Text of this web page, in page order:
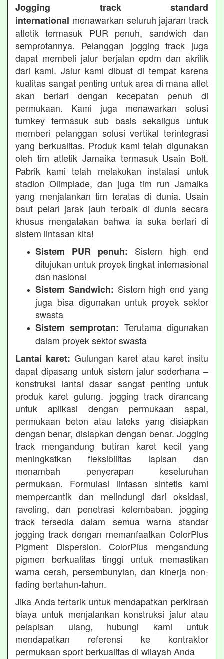
Jogging track standard
international menawarkan seluruh jajaran track
atletik termasuk PUR penuh, sandwich dan
semprotannya. Pelanggan jogging track juga
dapat membeli jalur berjalan epdm dan akrilik
dari kami. Jalur kami dibuat di tempat karena
kualitas sangat penting untuk area di mana atlet
akan berlari dengan kecepatan penuh di
permukaan. Kami juga menawarkan solusi
turnkey termasuk sub basis sekaligus untuk
memberi pelanggan solusi vertikal terintegrasi
yang berkualitas. Produk kami telah digunakan
oleh tim atletik Jamaika termasuk Usain Bolt.
Pabrik kami telah melakukan instalasi untuk
stadion Olimpiade, dan juga tim run Jamaika
yang menjalankan tim teratas di dunia. Usain
baut pelari jarak jauh terbaik di dunia secara
khusus mengatakan bahwa ia suka berlari di
sistem lintasan kita!
Sistem PUR penuh: Sistem high end
ditujukan untuk proyek tingkat internasional
dan nasional
Sistem Sandwich: Sistem high end yang
juga bisa digunakan untuk proyek sektor
swasta
Sistem semprotan: Terutama digunakan
dalam proyek sektor swasta
Lantai karet: Gulungan karet atau karet insitu
dapat dipasang untuk sistem jalur sederhana –
konstruksi lantai dasar sangat penting untuk
produk karet gulung. jogging track dirancang
untuk aplikasi dengan permukaan aspal,
permukaan beton atau lateks yang disiapkan
dengan benar, disiapkan dengan benar. Jogging
track mengandung butiran karet kecil yang
meningkatkan fleksibilitas lapisan dan
menambah penyerapan keseluruhan
permukaan. Formulasi lintasan sintetis kami
mempercantik dan melindungi dari oksidasi,
raveling, dan penetrasi kelembaban. jogging
track tersedia dalam semua warna standar
jogging track dengan memanfaatkan ColorPlus
Pigment Dispersion. ColorPlus mengandung
pigmen berkualitas tinggi untuk memastikan
warna cerah, persembunyian, dan kinerja non-
fading bertahun-tahun.
Jika Anda tertarik untuk mendapatkan perkiraan
biaya untuk menjalankan konstruksi jalur atau
pelapisan ulang, hubungi kami untuk
mendapatkan referensi ke kontraktor
permukaan sport berkualitas di wilayah Anda